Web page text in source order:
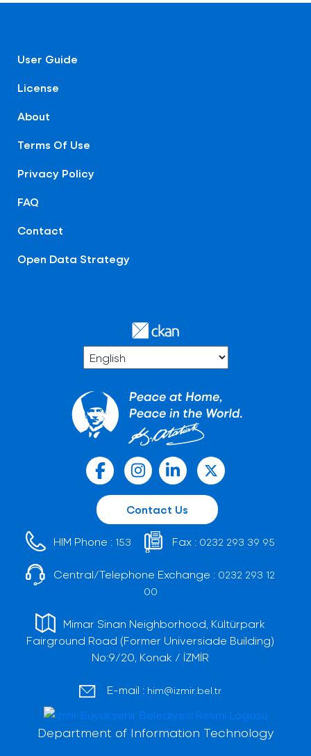
User Guide
License
About
Terms Of Use
Privacy Policy
FAQ
Contact
Open Data Strategy
Contact Us
HIM Phone : 153 Fax : 0232 293 39 95
Central/Telephone Exchange : 0232 293 12
00
Mimar Sinan Neighborhood, Kültürpark
Fairground Road (Former Universiade Building)
No:9/20, Konak / İZMİR
E-mail : him@izmir.bel.tr
Department of Information Technology